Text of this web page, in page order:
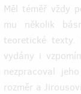
Měl téměř vždy
mu několik
teoretické texty.
vydány i
nezpracoval
rozměr a